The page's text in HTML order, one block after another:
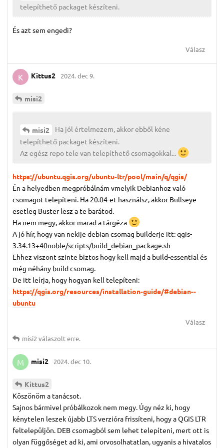
telepíthető packaget készíteni.
És azt sem engedi?
Válasz
K Kittus2 2024. dec 9.
misi2
misi2
Ha jól értelmezem, akkor ebből kéne
telepíthető packaget készíteni.
Az egész repo tele van telepíthető csomagokkal...
https://ubuntu.qgis.org/ubuntu-ltr/pool/main/q/qgis/
Én a helyedben megpróbálnám vmelyik Debianhoz való
csomagot telepíteni. Ha 20.04-et használsz, akkor Bullseye
esetleg Buster lesz a te barátod.
Ha nem megy, akkor marad a tárgéza
A jó hír, hogy van nekije debian csomag builderje itt: qgis-
3.34.13+40noble/scripts/build_debian_package.sh
Ehhez viszont szinte biztos hogy kell majd a build-essential és
még néhány build csomag.
De itt leírja, hogy hogyan kell telepíteni:
https://qgis.org/resources/installation-guide/#debian--
ubuntu
Válasz
misi2 válaszolt erre.
M misi2 2024. dec 10.
Kittus2
Köszönöm a tanácsot.
Sajnos bármivel próbálkozok nem megy. Úgy néz ki, hogy
kénytelen leszek újabb LTS verzióra frissíteni, hogy a QGIS LTR
feltelepüljön. DEB csomagból sem lehet telepíteni, mert ott is
olyan függőséget ad ki, ami orvosolhatatlan, ugyanis a hivatalos